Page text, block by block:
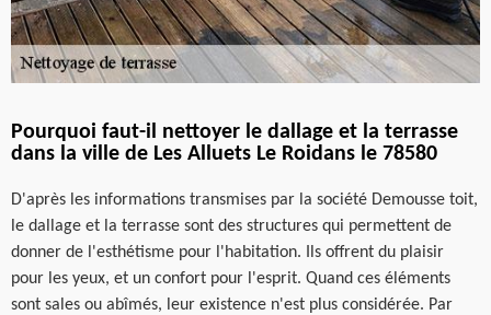
Pourquoi faut-il nettoyer le dallage et la terrasse
dans la ville de Les Alluets Le Roidans le 78580
D'après les informations transmises par la société Demousse toit,
le dallage et la terrasse sont des structures qui permettent de
donner de l'esthétisme pour l'habitation. Ils offrent du plaisir
pour les yeux, et un confort pour l'esprit. Quand ces éléments
sont sales ou abîmés, leur existence n'est plus considérée. Par